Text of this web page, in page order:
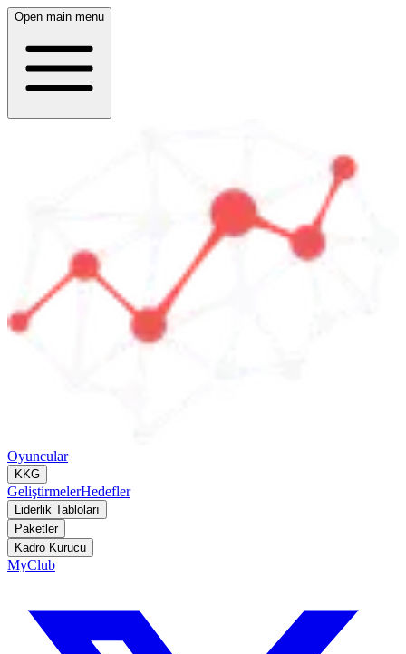
Open main menu
Oyuncular
KKG
GeliştirmelerHedefler
Liderlik Tabloları
Paketler
Kadro Kurucu
MyClub